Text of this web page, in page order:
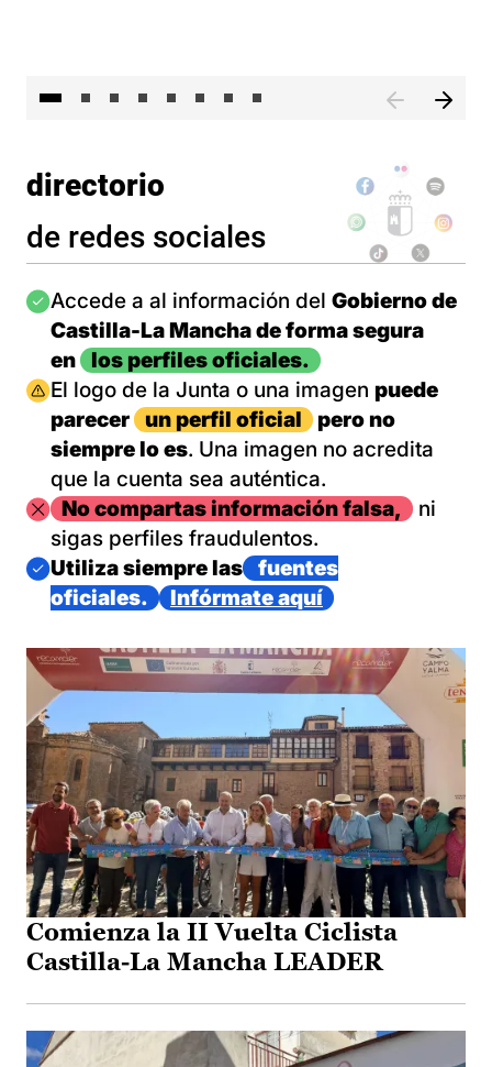
directorio
de redes sociales
Imagen
Accede a al información del Gobierno de
Castilla-La Mancha de forma segura
en
los perfiles oficiales.
Imagen
El logo de la Junta o una imagen puede
parecer
un perfil oficial
pero no
siempre lo es. Una imagen no acredita
que la cuenta sea auténtica.
ImagenNo compartas información falsa,
ni
sigas perfiles fraudulentos.
Imagen
Utiliza siempre las
fuentes
oficiales.
Infórmate aquí
Comienza la II Vuelta Ciclista
Castilla-La Mancha LEADER